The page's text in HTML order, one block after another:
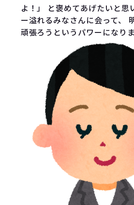
よ！」 と褒めてあげたいと思
ー溢れるみなさんに会って、
頑張ろうというパワーになり